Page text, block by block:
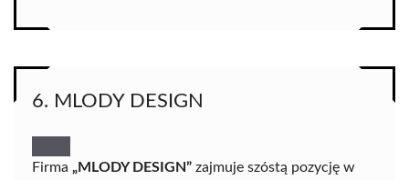
6. MLODY DESIGN
Firma „MLODY DESIGN” zajmuje szóstą pozycję w